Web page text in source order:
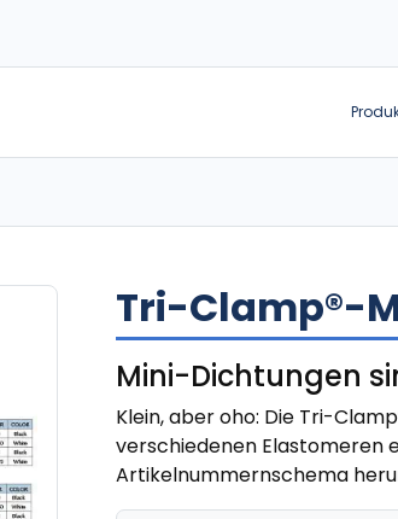
Tri-Clamp®-
Mini-Dichtungen
Klein, aber oho: Die Tri-
verschiedenen Elastomeren
Artikelnummernschema